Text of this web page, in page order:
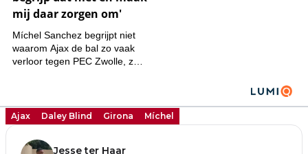
Ajax Daley Blind Girona Míchel
Jesse ter Haar